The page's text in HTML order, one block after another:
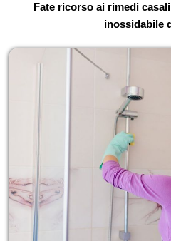
Fate ricorso ai rimedi
inossidabile